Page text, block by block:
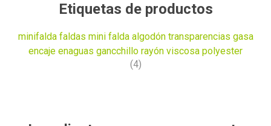
Etiquetas de productos
minifalda faldas mini falda algodón transparencias gasa
encaje enaguas gancchillo rayón viscosa polyester
(4)